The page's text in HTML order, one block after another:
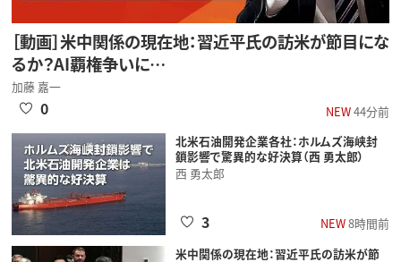
［動画］米中関係の現在地：習近平氏の訪米が節目にな
るか？AI覇権争いに…
加藤 嘉一
NEW44分前
0
北米石油開発企業各社：ホルムズ海峡封
鎖影響で驚異的な好決算（西 勇太郎）
西 勇太郎
NEW8時間前
3
米中関係の現在地：習近平氏の訪米が節